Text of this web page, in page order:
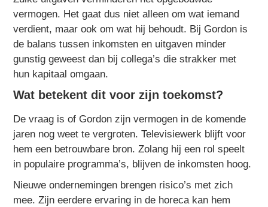
vermogen. Het gaat dus niet alleen om wat iemand
verdient, maar ook om wat hij behoudt. Bij Gordon is
de balans tussen inkomsten en uitgaven minder
gunstig geweest dan bij collega’s die strakker met
hun kapitaal omgaan.
Wat betekent dit voor zijn toekomst?
De vraag is of Gordon zijn vermogen in de komende
jaren nog weet te vergroten. Televisiewerk blijft voor
hem een betrouwbare bron. Zolang hij een rol speelt
in populaire programma’s, blijven de inkomsten hoog.
Nieuwe ondernemingen brengen risico’s met zich
mee. Zijn eerdere ervaring in de horeca kan hem